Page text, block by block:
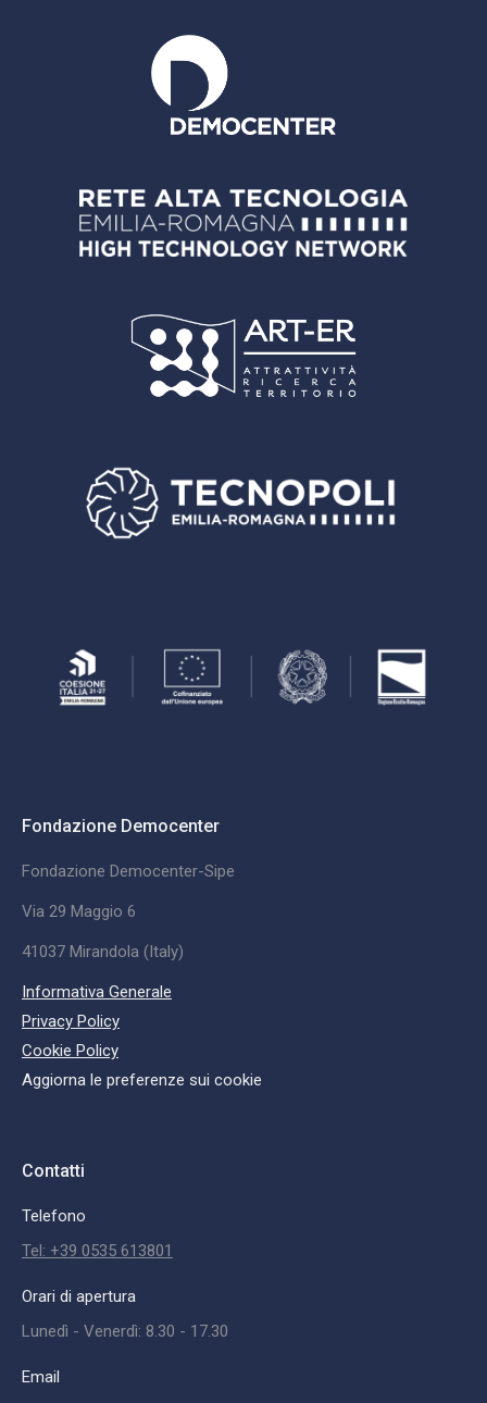
Fondazione Democenter
Fondazione Democenter-Sipe
Via 29 Maggio 6
41037 Mirandola (Italy)
Informativa Generale
Privacy Policy
Cookie Policy
Aggiorna le preferenze sui cookie
Contatti
Telefono
Tel: +39 0535 613801
Orari di apertura
Lunedì - Venerdì: 8.30 - 17.30
Email